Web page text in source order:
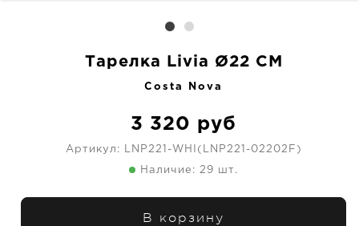
Тарелка Livia Ø22 CM
Costa Nova
3 320 руб
Артикул: LNP221-WHI(LNP221-02202F)
Наличие: 29 шт.
В корзину